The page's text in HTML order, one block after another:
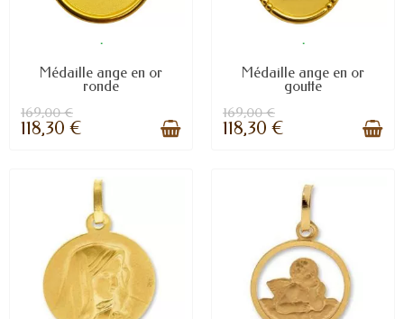
.
Médaille ange en or
ronde
169,00 €
118,30 €
.
Médaille ange en or
goutte
169,00 €
118,30 €